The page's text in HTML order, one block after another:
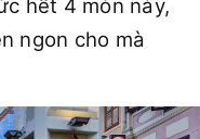
hết 4 món này,
ngon cho mà